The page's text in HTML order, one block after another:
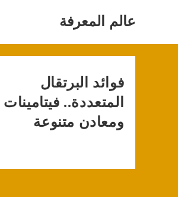
عالم المعرفة
فوائد البرتقال
المتعددة.. فيتامينات
ومعادن متنوعة